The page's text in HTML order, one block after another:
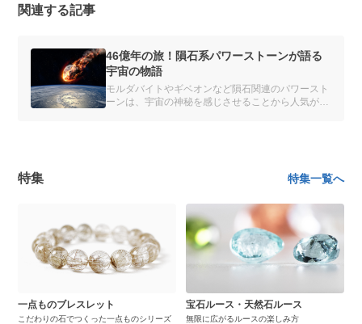
関連する記事
46億年の旅！隕石系パワーストーンが語る
宇宙の物語
モルダバイトやギベオンなど隕石関連のパワースト
ーンは、宇宙の神秘を感じさせることから人気があ
特集 特集一覧へ
一点ものブレスレット
こだわりの石でつくった一点ものシリーズ
宝石ルース・天然石ルース
無限に広がるルースの楽しみ方